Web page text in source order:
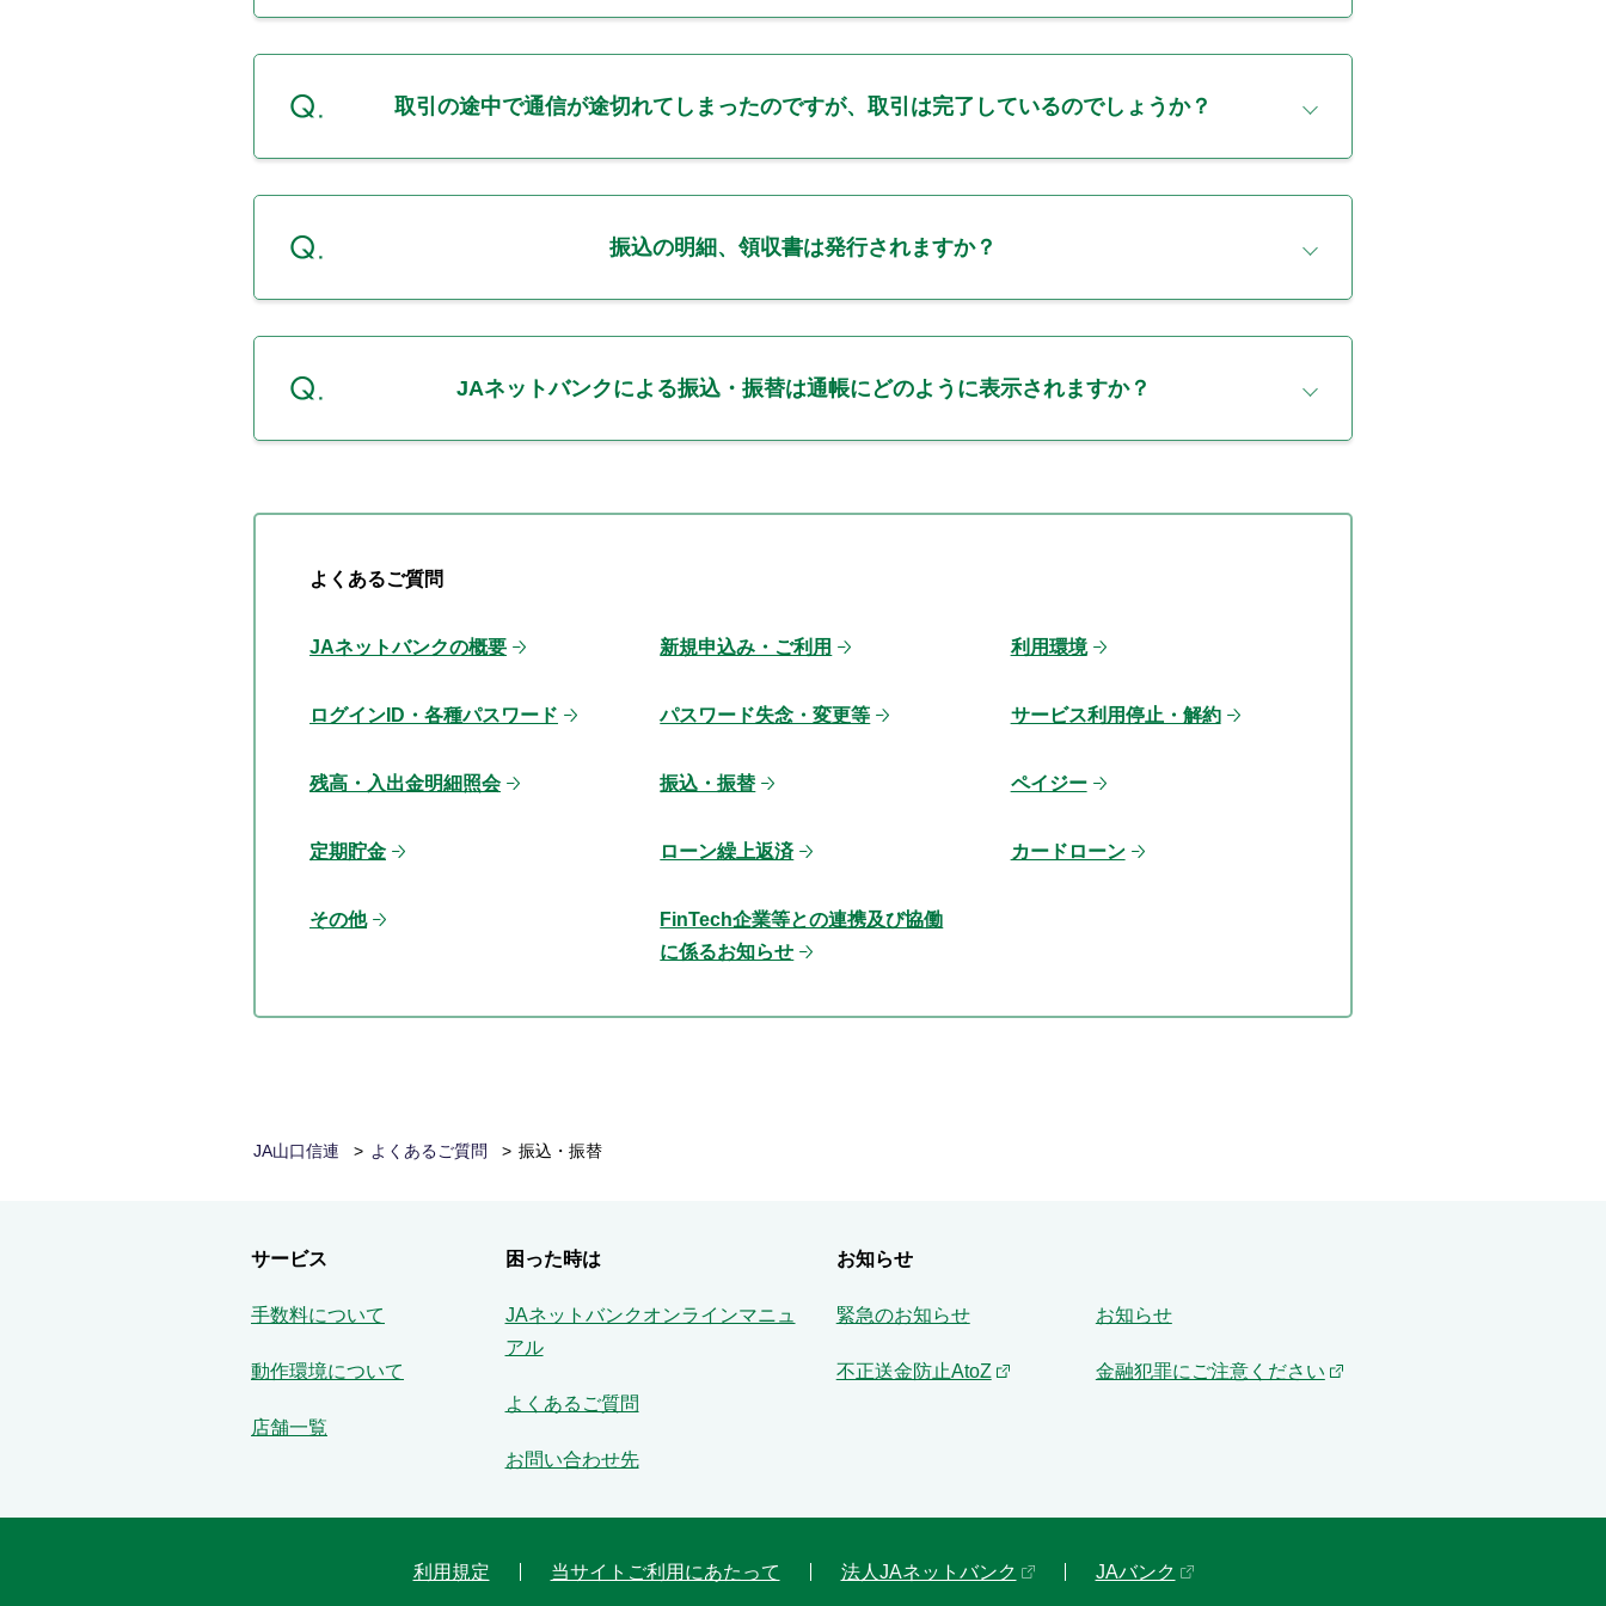
取引の途中で通信が途切れてしまったのですが、取引は完了しているのでしょうか？
振込の明細、領収書は発行されますか？
JAネットバンクによる振込・振替は通帳にどのように表示されますか？
よくあるご質問
JAネットバンクの概要 新規申込み・ご利用 利用環境
ログインID・各種パスワード パスワード失念・変更等 サービス利用停止・解約
残高・入出金明細照会 振込・振替 ペイジー
定期貯金 ローン繰上返済 カードローン
その他
FinTech企業等との連携及び協働
に係るお知らせ
JA山口信連 よくあるご質問 振込・振替
サービス
手数料について
動作環境について
店舗一覧
困った時は
JAネットバンクオンラインマニュ
アル
よくあるご質問
お問い合わせ先
お知らせ
緊急のお知らせ お知らせ
不正送金防止AtoZ 金融犯罪にご注意ください
利用規定 当サイトご利用にあたって 法人JAネットバンク JAバンク